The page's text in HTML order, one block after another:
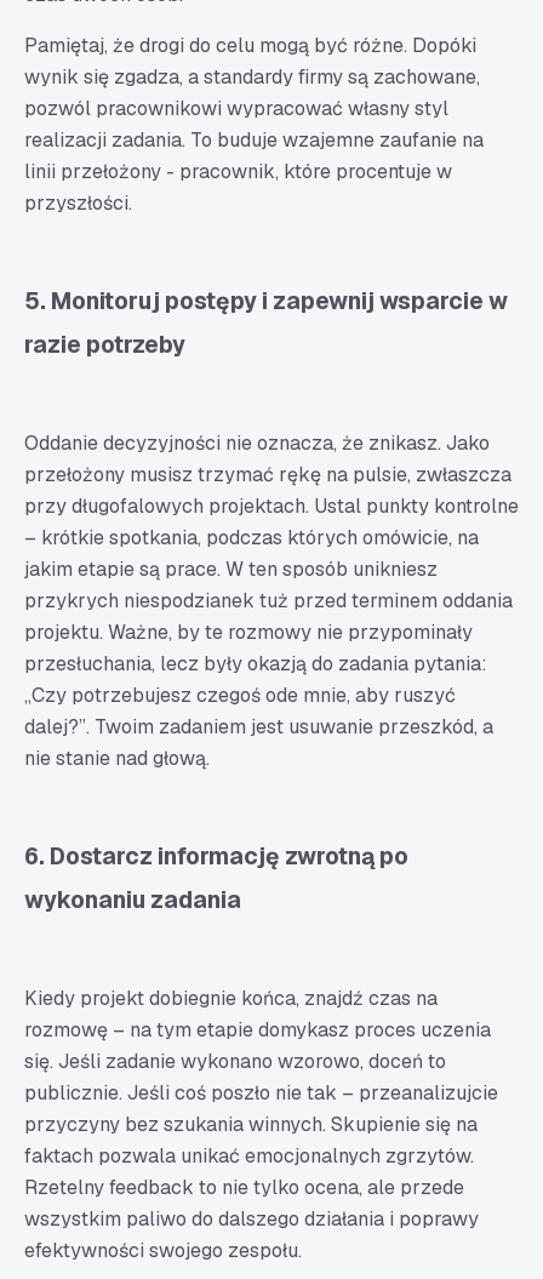
Pamiętaj, że drogi do celu mogą być różne. Dopóki
wynik się zgadza, a standardy firmy są zachowane,
pozwól pracownikowi wypracować własny styl
realizacji zadania. To buduje wzajemne zaufanie na
linii przełożony - pracownik, które procentuje w
przyszłości.
5. Monitoruj postępy i zapewnij wsparcie w
razie potrzeby
Oddanie decyzyjności nie oznacza, że znikasz. Jako
przełożony musisz trzymać rękę na pulsie, zwłaszcza
przy długofalowych projektach. Ustal punkty kontrolne
– krótkie spotkania, podczas których omówicie, na
jakim etapie są prace. W ten sposób unikniesz
przykrych niespodzianek tuż przed terminem oddania
projektu. Ważne, by te rozmowy nie przypominały
przesłuchania, lecz były okazją do zadania pytania:
„Czy potrzebujesz czegoś ode mnie, aby ruszyć
dalej?”. Twoim zadaniem jest usuwanie przeszkód, a
nie stanie nad głową.
6. Dostarcz informację zwrotną po
wykonaniu zadania
Kiedy projekt dobiegnie końca, znajdź czas na
rozmowę – na tym etapie domykasz proces uczenia
się. Jeśli zadanie wykonano wzorowo, doceń to
publicznie. Jeśli coś poszło nie tak – przeanalizujcie
przyczyny bez szukania winnych. Skupienie się na
faktach pozwala unikać emocjonalnych zgrzytów.
Rzetelny feedback to nie tylko ocena, ale przede
wszystkim paliwo do dalszego działania i poprawy
efektywności swojego zespołu.